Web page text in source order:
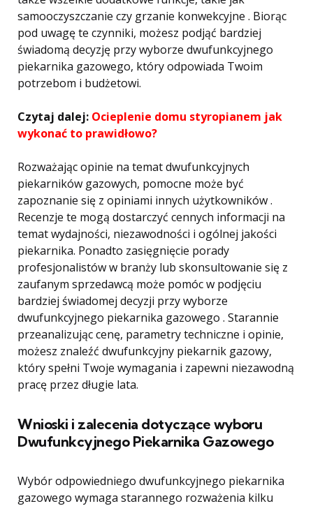
samooczyszczanie czy grzanie konwekcyjne . Biorąc
pod uwagę te czynniki, możesz podjąć bardziej
świadomą decyzję przy wyborze dwufunkcyjnego
piekarnika gazowego, który odpowiada Twoim
potrzebom i budżetowi.
Czytaj dalej: Ocieplenie domu styropianem jak
wykonać to prawidłowo?
Rozważając opinie na temat dwufunkcyjnych
piekarników gazowych, pomocne może być
zapoznanie się z opiniami innych użytkowników .
Recenzje te mogą dostarczyć cennych informacji na
temat wydajności, niezawodności i ogólnej jakości
piekarnika. Ponadto zasięgnięcie porady
profesjonalistów w branży lub skonsultowanie się z
zaufanym sprzedawcą może pomóc w podjęciu
bardziej świadomej decyzji przy wyborze
dwufunkcyjnego piekarnika gazowego . Starannie
przeanalizując cenę, parametry techniczne i opinie,
możesz znaleźć dwufunkcyjny piekarnik gazowy,
który spełni Twoje wymagania i zapewni niezawodną
pracę przez długie lata.
Wnioski i zalecenia dotyczące wyboru
Dwufunkcyjnego Piekarnika Gazowego
Wybór odpowiedniego dwufunkcyjnego piekarnika
gazowego wymaga starannego rozważenia kilku